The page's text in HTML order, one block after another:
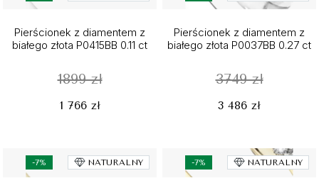
Pierścionek z diamentem z
białego złota P0415BB 0.11 ct
1899 zł
1 766 zł
Pierścionek z diamentem z
białego złota P0037BB 0.27 ct
3749 zł
3 486 zł
-7% NATURALNY -7% NATURALNY